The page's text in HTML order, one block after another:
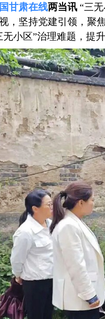
甘肃在线两当讯 “三
，坚持党建引领，聚
无小区”治理难题，提